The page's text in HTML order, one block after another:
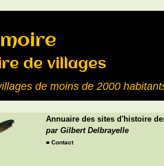
de villages
de moins de 2000
Annuaire des sites d'histoire
par Gilbert Delbrayelle
■ Contact